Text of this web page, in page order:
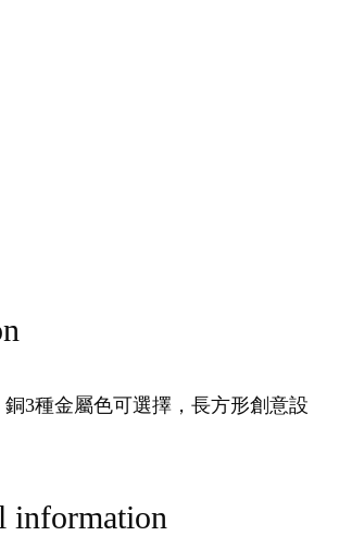
3種金屬色可選擇，長方形創意設
information